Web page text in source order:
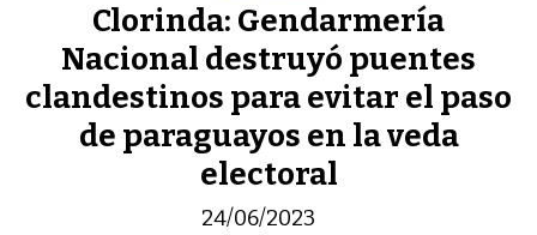
Clorinda: Gendarmería
Nacional destruyó puentes
clandestinos para evitar el paso
de paraguayos en la veda
electoral
24/06/2023